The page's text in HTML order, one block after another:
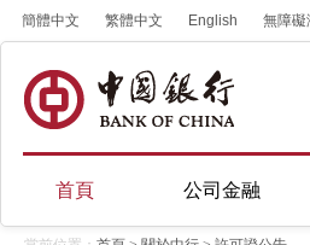
簡體中文 繁體中文 English 無障礙
首頁 公司金融